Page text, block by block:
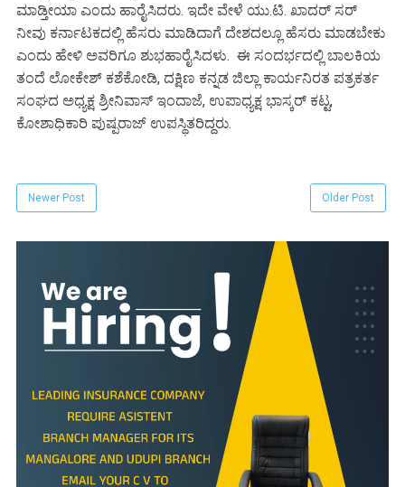
ಮಾಡ್ತೀಯಾ ಎಂದು ಹಾರೈಸಿದರು. ಇದೇ ವೇಳೆ ಯು.ಟಿ. ಖಾದರ್ ಸರ್
ನೀವು ಕರ್ನಾಟಕದಲ್ಲಿ ಹೆಸರು ಮಾಡಿದಾಗೆ ದೇಶದಲ್ಲೂ ಹೆಸರು ಮಾಡಬೇಕು
ಎಂದು ಹೇಳಿ ಅವರಿಗೂ ಶುಭಹಾರೈಸಿದಳು. ಈ ಸಂದರ್ಭದಲ್ಲಿ ಬಾಲಕಿಯ
ತಂದೆ ಲೋಕೇಶ್ ಕಶೆಕೋಡಿ, ದಕ್ಷಿಣ ಕನ್ನಡ ಜಿಲ್ಲಾ ಕಾರ್ಯನಿರತ ಪತ್ರಕರ್ತ
ಸಂಘದ ಅಧ್ಯಕ್ಷ ಶ್ರೀನಿವಾಸ್‌ ಇಂದಾಜೆ, ಉಪಾಧ್ಯಕ್ಷ ಭಾಸ್ಕರ್ ಕಟ್ಟ,
ಕೋಶಾಧಿಕಾರಿ ಪುಷ್ಪರಾಜ್‌ ಉಪಸ್ಥಿತರಿದ್ದರು.
Newer Post Older Post